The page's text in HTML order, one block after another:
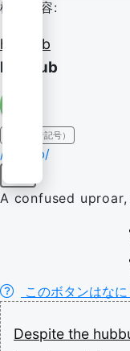
検索内容:
hubbub
hubbub
IPA（発音記号）
/ˈhʌbʌb/
A confused
このボタンはなに
Despite the